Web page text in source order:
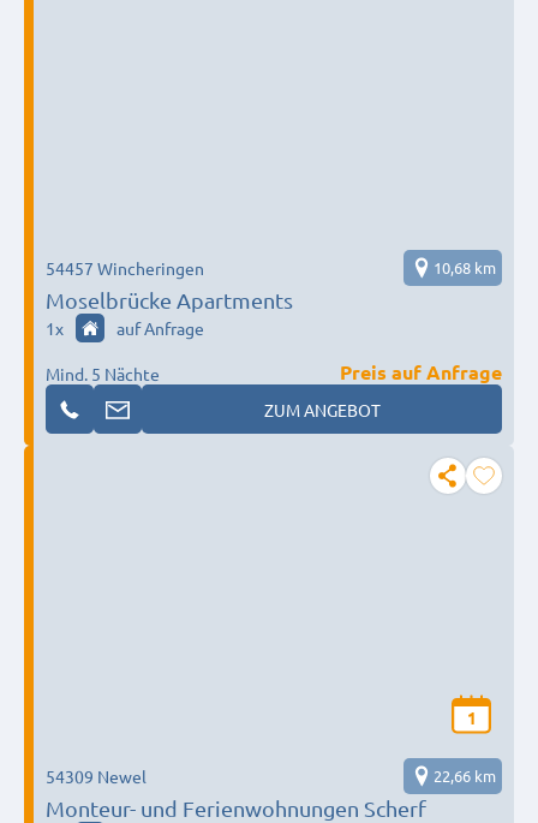
Moselbrücke Apartments
54457 Wincheringen 10,68 km
1x auf Anfrage
Mind. 5 Nächte
Preis auf Anfrage
ZUM ANGEBOT
1
Monteur- und Ferienwohnungen Scherf
54309 Newel 22,66 km